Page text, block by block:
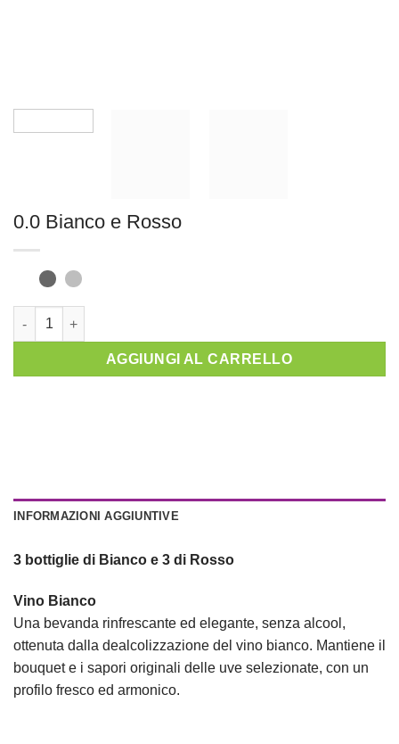
0.0 Bianco e Rosso
AGGIUNGI AL CARRELLO
INFORMAZIONI AGGIUNTIVE
3 bottiglie di Bianco e 3 di Rosso
Vino Bianco
Una bevanda rinfrescante ed elegante, senza alcool,
ottenuta dalla dealcolizzazione del vino bianco. Mantiene il
bouquet e i sapori originali delle uve selezionate, con un
profilo fresco ed armonico.